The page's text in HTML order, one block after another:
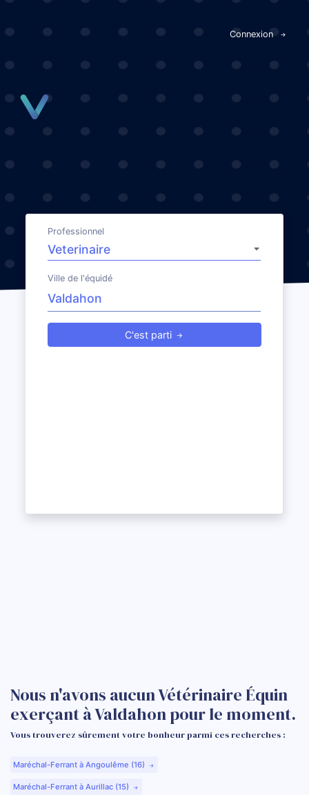
Connexion
Professionnel
Ville de l'équidé
C'est parti
Nous n'avons aucun Vétérinaire Équin
exerçant à Valdahon pour le moment.
Vous trouverez sûrement votre bonheur parmi ces recherches :
Maréchal-Ferrant à Angoulême (16)
Maréchal-Ferrant à Aurillac (15)